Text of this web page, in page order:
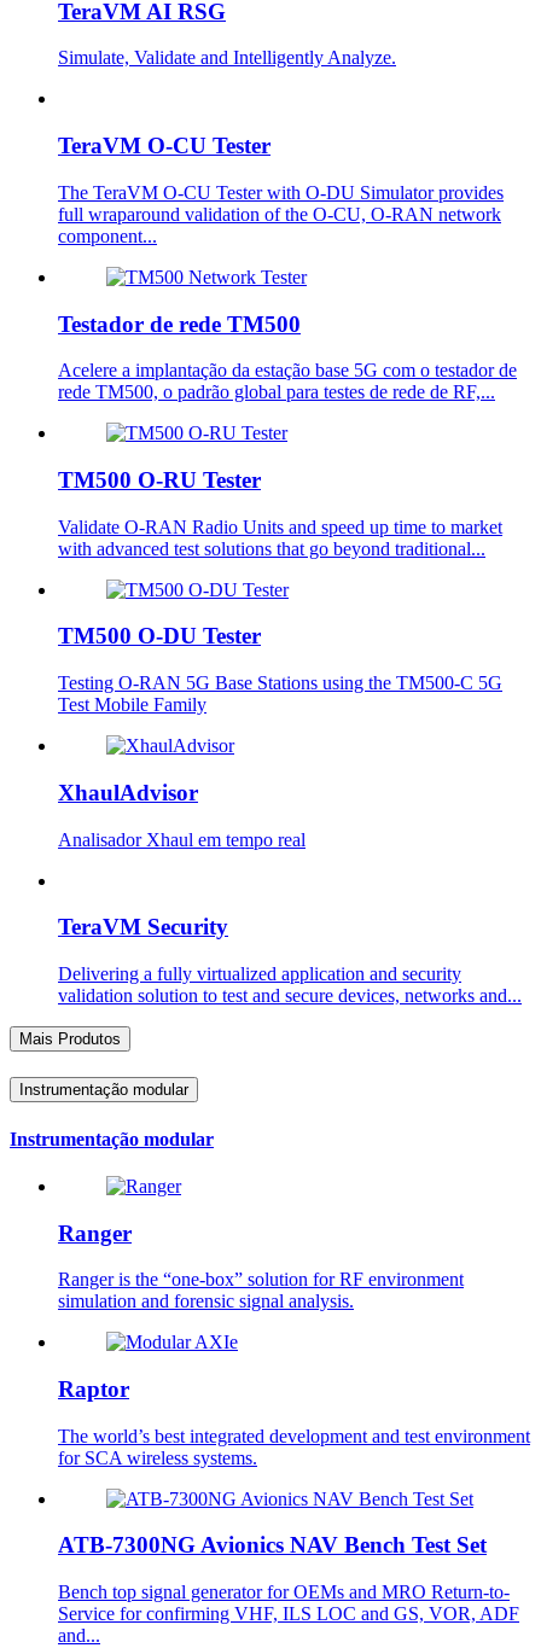
TeraVM AI RSG
Simulate, Validate and Intelligently Analyze.
TeraVM O-CU Tester
The TeraVM O-CU Tester with O-DU Simulator provides
full wraparound validation of the O-CU, O-RAN network
component...
Testador de rede TM500
Acelere a implantação da estação base 5G com o testador de
rede TM500, o padrão global para testes de rede de RF,...
TM500 O-RU Tester
Validate O-RAN Radio Units and speed up time to market
with advanced test solutions that go beyond traditional...
TM500 O-DU Tester
Testing O-RAN 5G Base Stations using the TM500-C 5G
Test Mobile Family
XhaulAdvisor
Analisador Xhaul em tempo real
TeraVM Security
Delivering a fully virtualized application and security
validation solution to test and secure devices, networks and...
Mais Produtos
Instrumentação modular
Instrumentação modular
Ranger
Ranger is the “one-box” solution for RF environment
simulation and forensic signal analysis.
Raptor
The world’s best integrated development and test environment
for SCA wireless systems.
ATB-7300NG Avionics NAV Bench Test Set
Bench top signal generator for OEMs and MRO Return-to-
Service for confirming VHF, ILS LOC and GS, VOR, ADF
and...